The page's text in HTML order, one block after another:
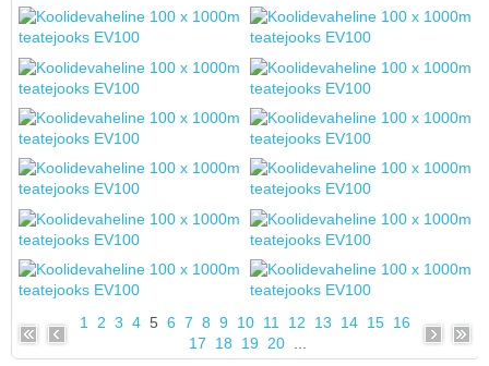
1 2 3 4 5 6 7 8 9 10 11 12 13 14 15 16
17
18 19 20...